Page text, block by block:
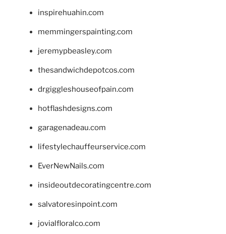
inspirehuahin.com
memmingerspainting.com
jeremypbeasley.com
thesandwichdepotcos.com
drgiggleshouseofpain.com
hotflashdesigns.com
garagenadeau.com
lifestylechauffeurservice.com
EverNewNails.com
insideoutdecoratingcentre.com
salvatoresinpoint.com
jovialfloralco.com